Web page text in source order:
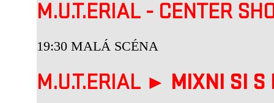
M.U.T.ERIAL - CENTER
19:30 MALÁ SCÉNA
M.U.T.ERIAL ► MIXNI SI S